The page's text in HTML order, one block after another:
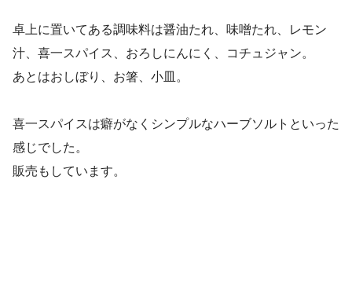
卓上に置いてある調味料は醤油たれ、味噌たれ、レモン
汁、喜一スパイス、おろしにんにく、コチュジャン。
あとはおしぼり、お箸、小皿。
喜一スパイスは癖がなくシンプルなハーブソルトといった
感じでした。
販売もしています。